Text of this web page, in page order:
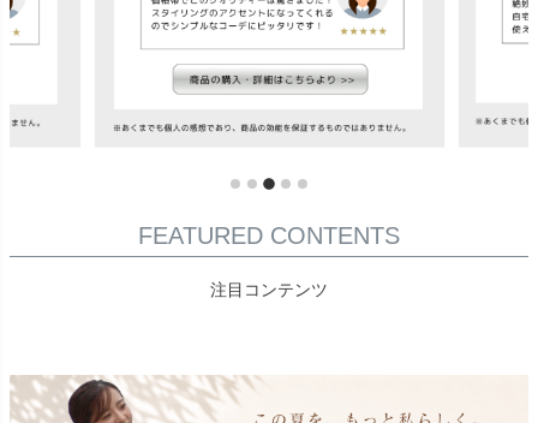
FEATURED CONTENTS
注目コンテンツ